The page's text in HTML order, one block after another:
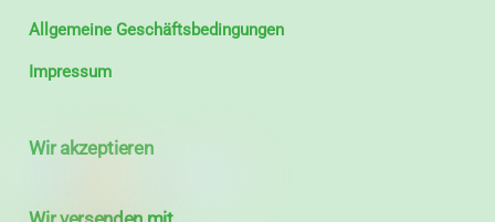
Allgemeine Geschäftsbedingungen
Impressum
Wir akzeptieren